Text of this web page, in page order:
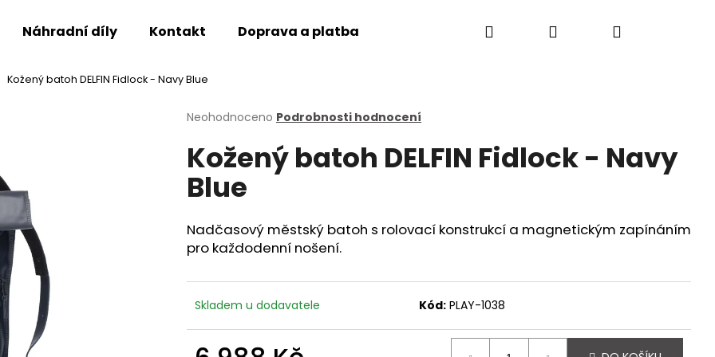
Náhradní díly Kontakt Doprava a platba Hledat PřihlášeníNákupní
Kožený batoh DELFIN Fidlock - Navy Blue
Průměrné
produktu
je
0,0
hvězdiček.
Neohodnoceno Podrobnosti hodnocení
Kožený batoh DELFIN Fidlock - Navy
Blue
Nadčasový městský batoh s rolovací konstrukcí a magnetickým zapínáním
pro každodenní nošení.
Skladem u dodavatele Kód: PLAY-1038
Co potřebujete najít?
HLEDAT